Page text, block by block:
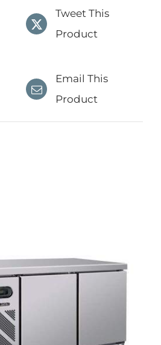
Tweet This
Product
Email This
Product